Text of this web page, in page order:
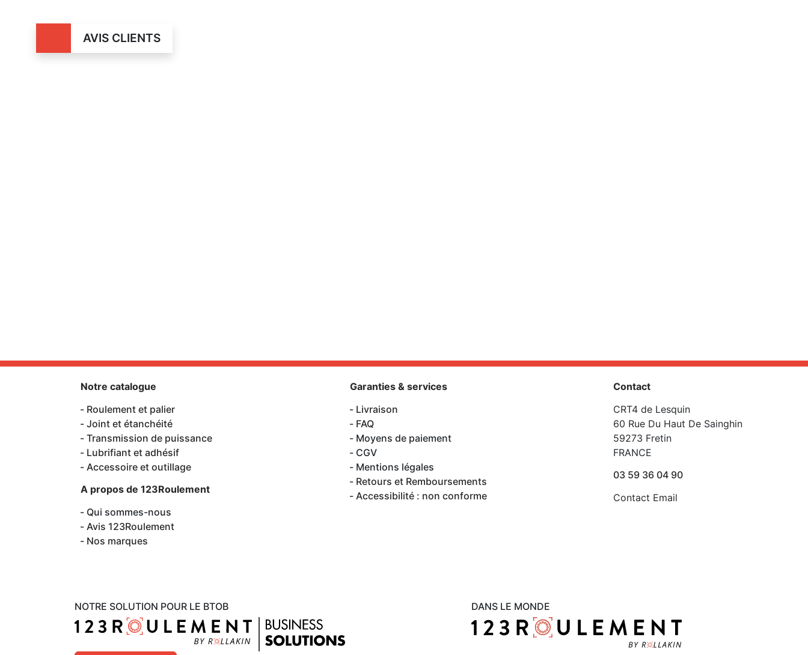
AVIS CLIENTS
NOTRE SOLUTION POUR LE BTOB
Notre catalogue
Roulement et palier
Joint et étanchéité
Transmission de puissance
Lubrifiant et adhésif
Accessoire et outillage
A propos de 123Roulement
Qui sommes-nous
Avis 123Roulement
Nos marques
Garanties & services
Livraison
FAQ
Moyens de paiement
CGV
Mentions légales
Retours et Remboursements
Accessibilité : non conforme
Contact
CRT4 de Lesquin
60 Rue Du Haut De Sainghin
59273 Fretin
FRANCE
03 59 36 04 90
Contact Email
DANS LE MONDE